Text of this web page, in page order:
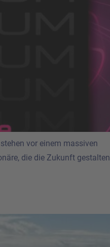
vor einem massiven
die die Zukunft gestalten